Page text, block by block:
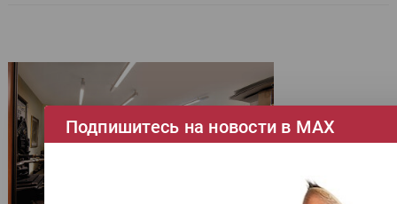
Подпишитесь на новости в МАХ